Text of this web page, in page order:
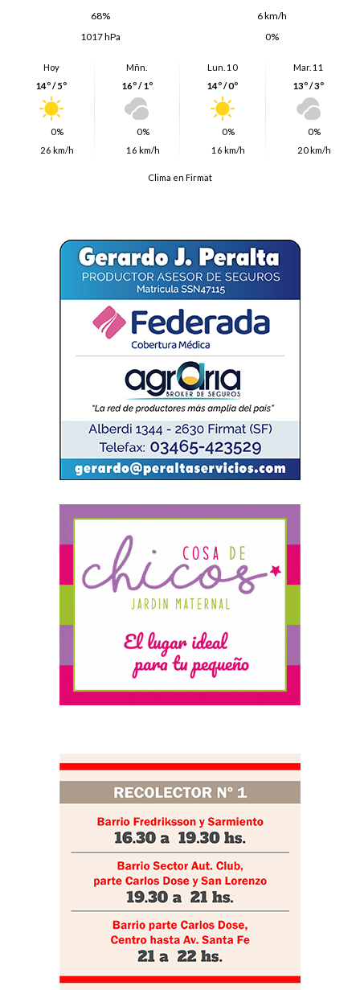
68%
6 km/h
1017 hPa
0%
Hoy
14º / 5º
0%
26 km/h
Mñn.
16º / 1º
0%
16 km/h
Lun. 10
14º / 0º
0%
16 km/h
Mar. 11
13º / 3º
0%
20 km/h
Clima en Firmat